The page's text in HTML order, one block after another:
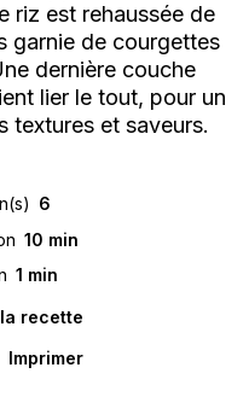
riz est rehaussée de
garnie de courgettes
dernière couche
lier le tout, pour un
textures et saveurs.
6
10 min
1 min
recette
Imprimer